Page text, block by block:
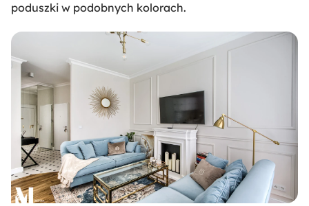
poduszki w podobnych kolorach.